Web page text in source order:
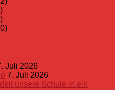
Juli 2026
7. Juli 2026
unsere Schule in ein